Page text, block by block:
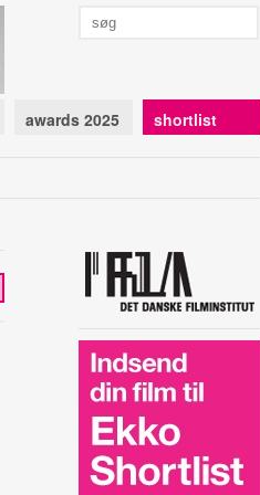
awards 2025 shortlist